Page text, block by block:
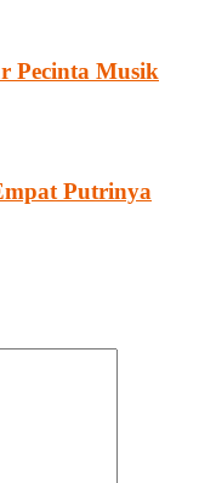
Pecinta Musik
Putrinya